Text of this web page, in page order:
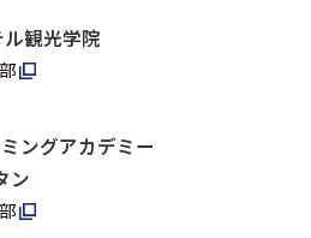
観光学院
ングアカデミー
ン